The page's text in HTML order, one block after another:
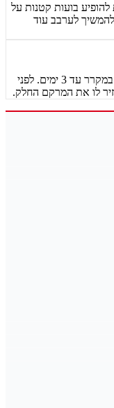
בועות קטנות על
לערבב עוד
כן, ניתן להכין את הקרם מראש ולשמור במקרר עד 3 ימים. לפני
לו את המרקם החלק.